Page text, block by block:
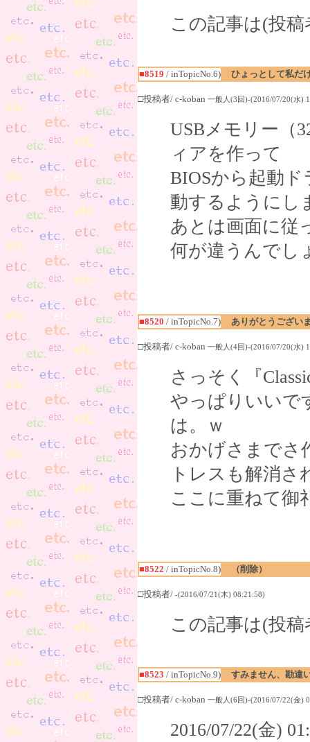
この記事は(投
■8519 / inTopicNo.6) ひょっとして私だ
□投稿者/ c-koban 一般人(3回)-(2016/07/20(水)
USBメモリー（
ィアを作って
BIOSから起動
動するようにし
あとは画面に従
何が違うんでし
■8520 / inTopicNo.7) ありがとうござい
□投稿者/ c-koban 一般人(4回)-(2016/07/20(水)
さっそく『
やっぱりいいで
は。ｗ
おかげさまでさ
トレスも解消さ
ここに重ねて御
■8522 / inTopicNo.8) （削除）
□投稿者/ -(2016/07/21(木) 08:21:58)
この記事は(投
■8523 / inTopicNo.9) すみません、勘違
□投稿者/ c-koban 一般人(6回)-(2016/07/22(金)
2016/07/22(金)